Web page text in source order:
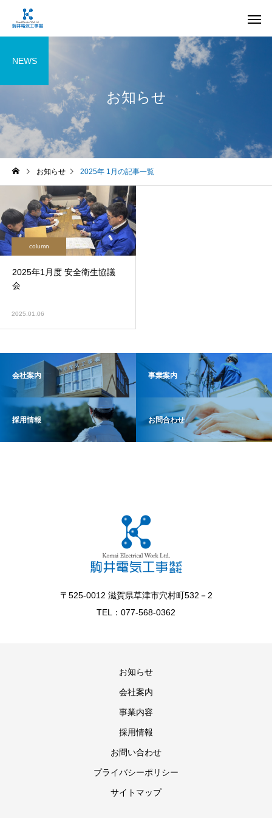
電気設備工事 受変電設
計装・制御設備工事
お知らせ
NEWS
お知らせ 2025年 1月の記事一覧
column
2025年1月度 安全衛生協議
会
2025.01.06
会社案内 事業案内
採用情報 お問合わせ
〒525-0012 滋賀県草津市穴村町532－2
TEL：077-568-0362
お知らせ
会社案内
事業内容
採用情報
お問い合わせ
プライバシーポリシー
サイトマップ